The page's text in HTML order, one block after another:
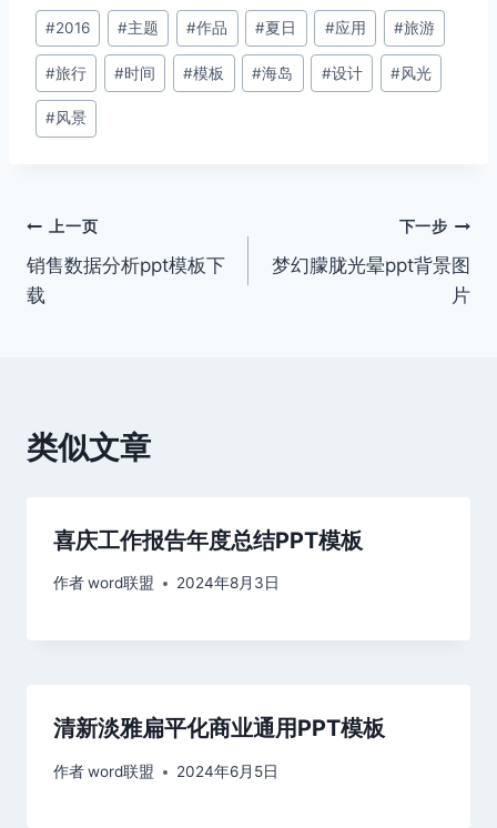
文
章
标
签：
#2016 #主题 #作品 #夏日 #应用 #旅游
#旅行 #时间 #模板 #海岛 #设计 #风光
#风景
文
章
上一页
销售数据分析ppt模板下
载
下一步
梦幻朦胧光晕ppt背景图
片
类似文章
喜庆工作报告年度总结PPT模板
作者word联盟 2024年8月3日
清新淡雅扁平化商业通用PPT模板
作者word联盟 2024年6月5日